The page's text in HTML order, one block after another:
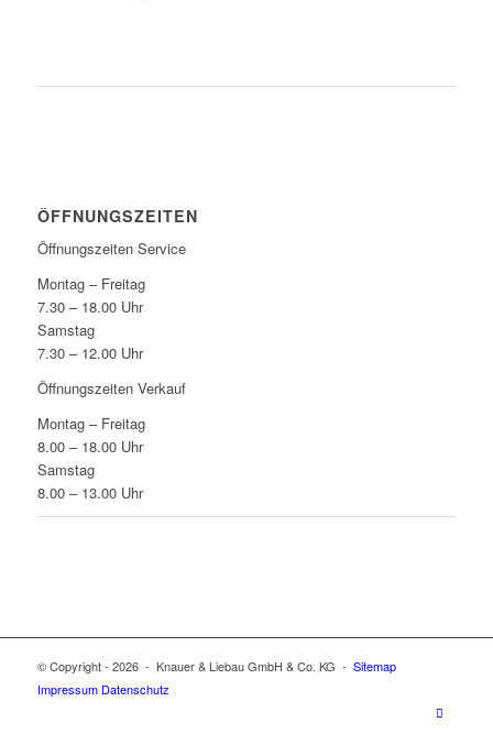
ÖFFNUNGSZEITEN
Öffnungszeiten Service
Montag – Freitag
7.30 – 18.00 Uhr
Samstag
7.30 – 12.00 Uhr
Öffnungszeiten Verkauf
Montag – Freitag
8.00 – 18.00 Uhr
Samstag
8.00 – 13.00 Uhr
© Copyright - 2026 - Knauer & Liebau GmbH & Co. KG - Sitemap
Impressum Datenschutz